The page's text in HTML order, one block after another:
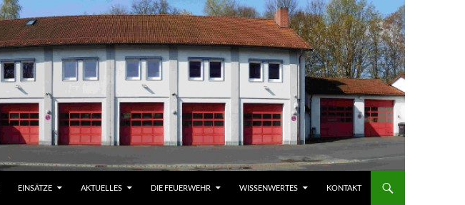
EINSÄTZE AKTUELLES DIE FEUERWEHR WISSENWERTES KONTAKT